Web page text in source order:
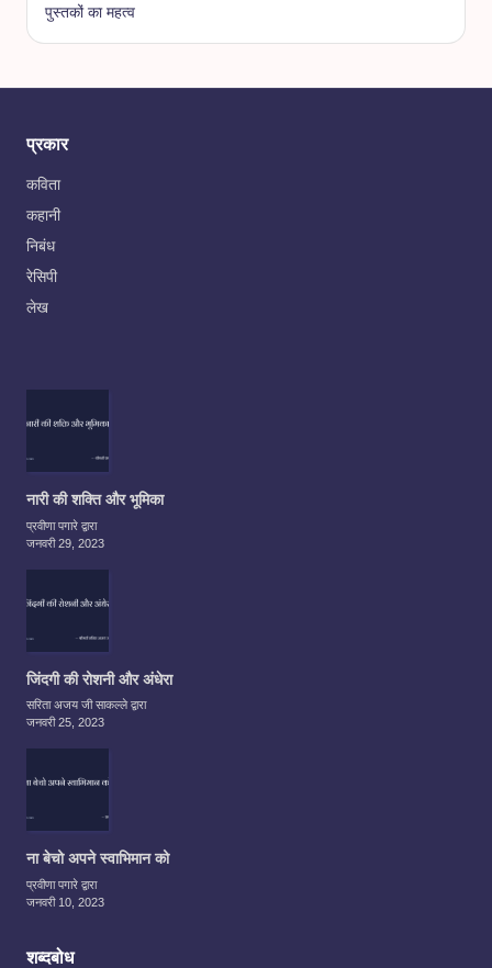
पुस्तकों का महत्व
प्रकार
कविता
कहानी
निबंध
रेसिपी
लेख
नारी की शक्ति और भूमिका
प्रवीणा पगारे द्वारा
जनवरी 29, 2023
जिंदगी की रोशनी और अंधेरा
सरिता अजय जी साकल्ले द्वारा
जनवरी 25, 2023
ना बेचो अपने स्वाभिमान को
प्रवीणा पगारे द्वारा
जनवरी 10, 2023
शब्दबोध